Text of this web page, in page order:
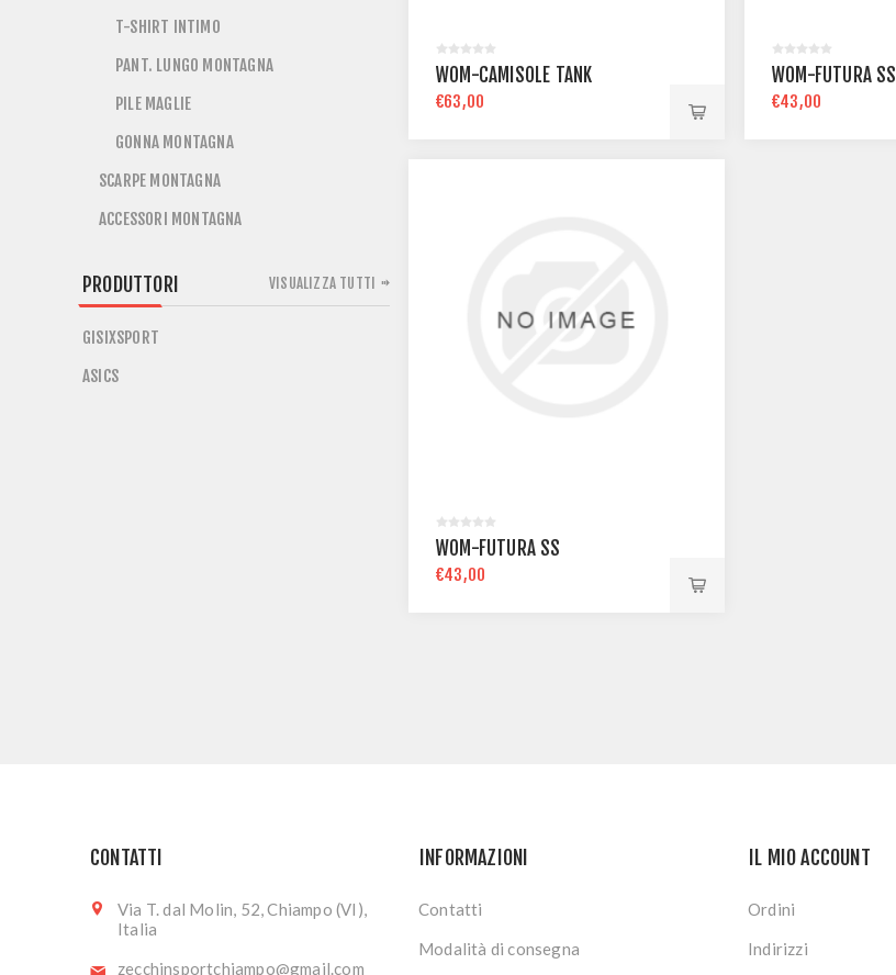
WOM-CAMISOLE TANK
€63,00
WOM-FUTURA SS
€43,00
WOM-FUTURA SS
€43,00
T-SHIRT INTIMO
PANT. LUNGO MONTAGNA
PILE MAGLIE
GONNA MONTAGNA
SCARPE MONTAGNA
ACCESSORI MONTAGNA
PRODUTTORI
GISIXSPORT
ASICS
VISUALIZZA TUTTI
CONTATTI
Via T. dal Molin, 52, Chiampo (VI),
Italia
zecchinsportchiampo@gmail.com
INFORMAZIONI
Contatti
Modalità di consegna
IL MIO ACCOUNT
Ordini
Indirizzi